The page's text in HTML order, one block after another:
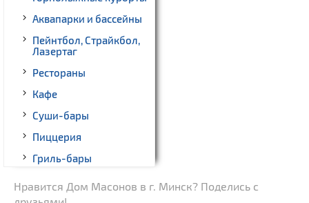
Аквапарки и бассейны
Пейнтбол, Страйкбол,
Лазертаг
Рестораны
Кафе
Суши-бары
Пиццерия
Гриль-бары
Нравится Дом Масонов в г. Минск? Поделись с